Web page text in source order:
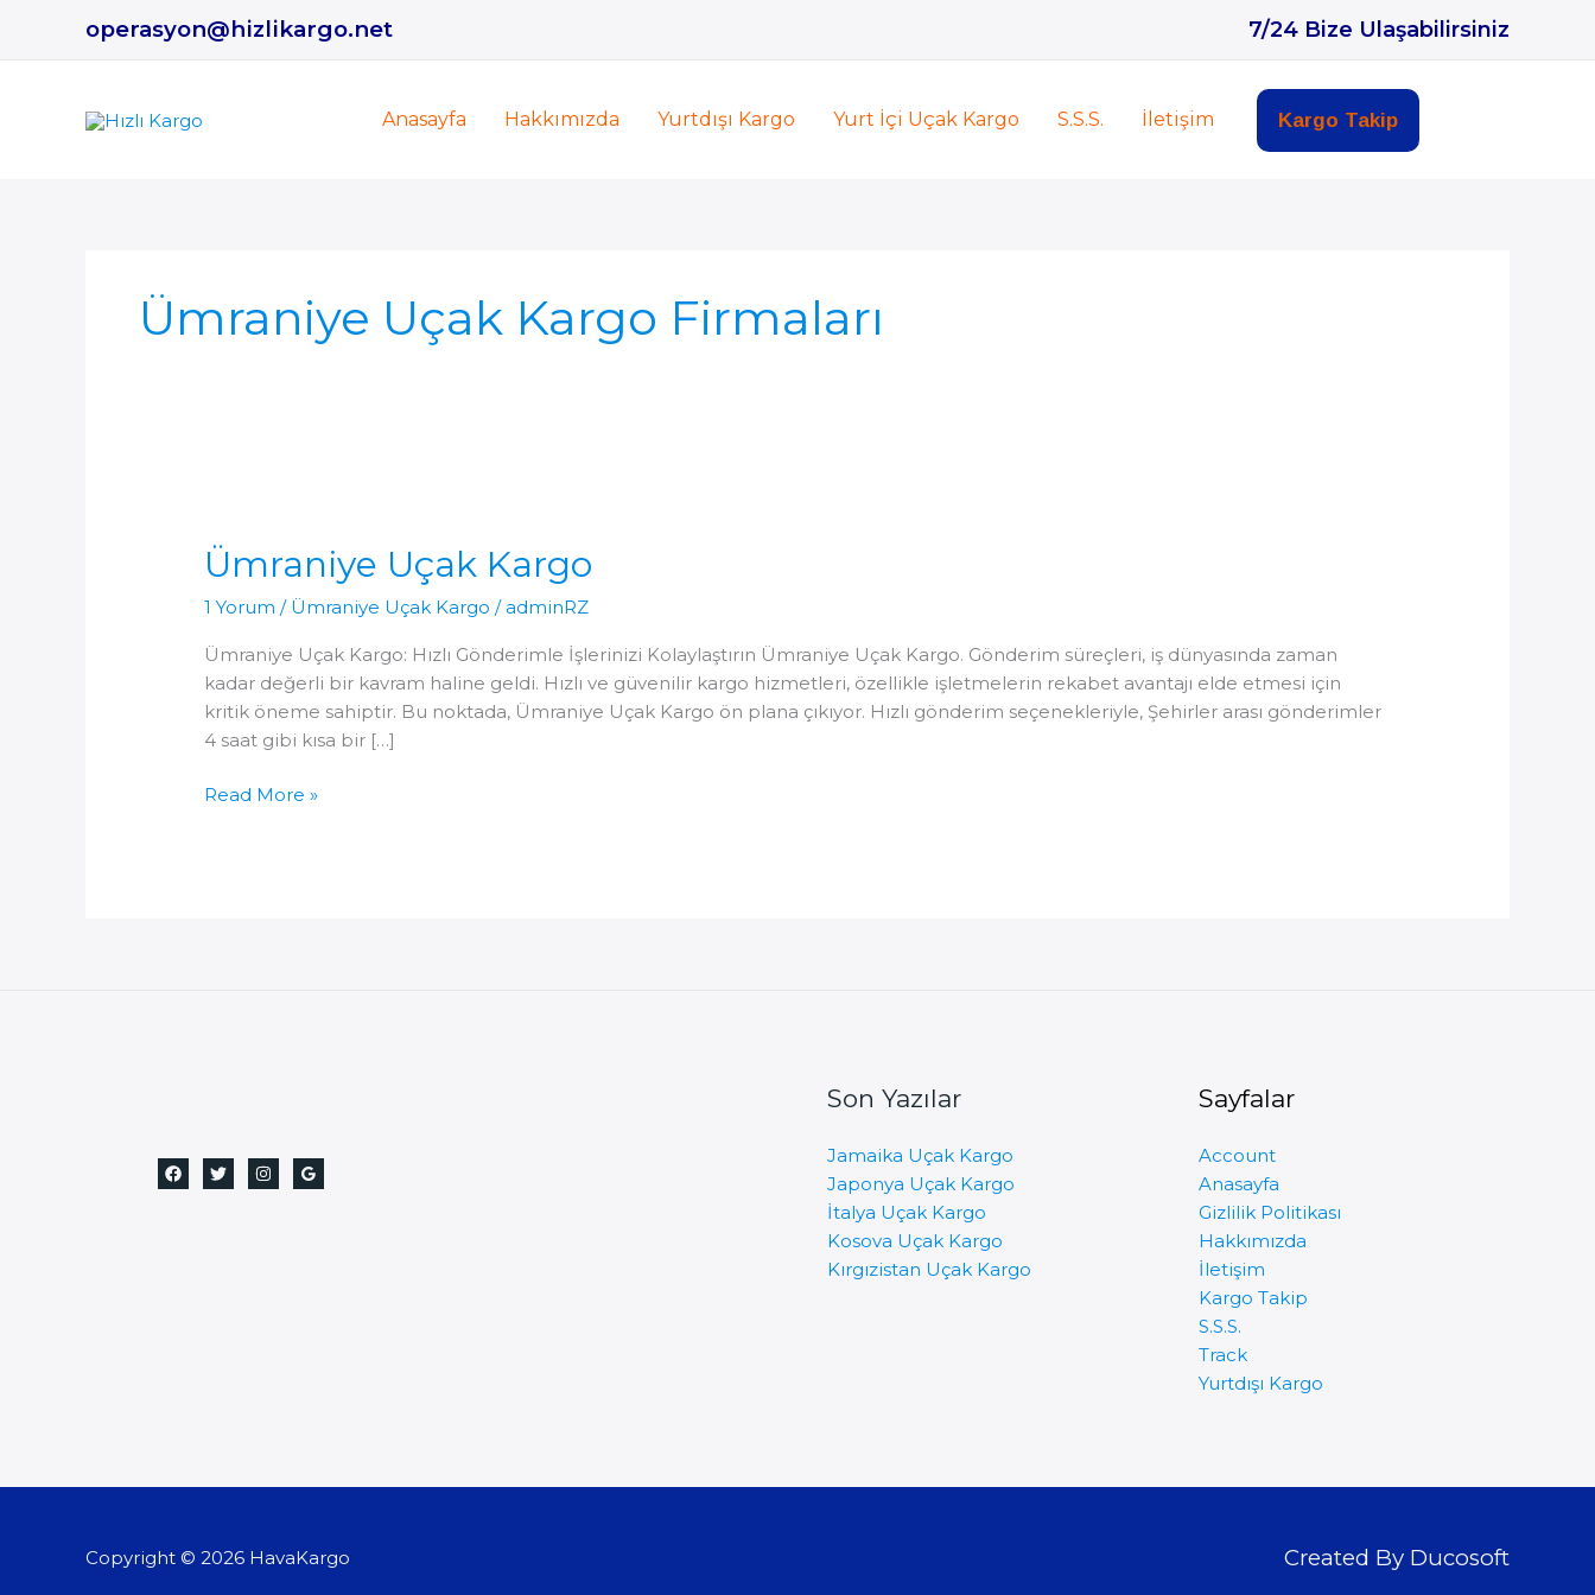
operasyon@hizlikargo.net 7/24 Bize Ulaşabilirsiniz
Anasayfa Hakkımızda Yurtdışı Kargo Yurt İçi Uçak Kargo S.S.S. İletişim Kargo Takip
Ümraniye Uçak Kargo Firmaları
Ümraniye Uçak Kargo
1 Yorum / Ümraniye Uçak Kargo /adminRZ
Ümraniye Uçak Kargo: Hızlı Gönderimle İşlerinizi Kolaylaştırın Ümraniye Uçak Kargo. Gönderim süreçleri, iş dünyasında zaman
kadar değerli bir kavram haline geldi. Hızlı ve güvenilir kargo hizmetleri, özellikle işletmelerin rekabet avantajı elde etmesi için
kritik öneme sahiptir. Bu noktada, Ümraniye Uçak Kargo ön plana çıkıyor. Hızlı gönderim seçenekleriyle, Şehirler arası gönderimler
4 saat gibi kısa bir […]
Ümraniye
Read More »
Son Yazılar
Jamaika Uçak Kargo
Japonya Uçak Kargo
İtalya Uçak Kargo
Kosova Uçak Kargo
Kırgızistan Uçak Kargo
Sayfalar
Account
Anasayfa
Gizlilik Politikası
Hakkımızda
İletişim
Kargo Takip
S.S.S.
Track
Yurtdışı Kargo
Copyright © 2026 HavaKargo Created By Ducosoft